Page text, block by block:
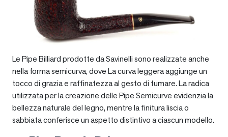
Le Pipe Billiard prodotte da Savinelli sono realizzate anche
nella forma semicurva, dove La curva leggera aggiunge un
tocco di grazia e raffinatezza al gesto di fumare. La radica
utilizzata per la creazione delle Pipe Semicurve evidenzia la
bellezza naturale del legno, mentre la finitura liscia o
sabbiata conferisce un aspetto distintivo a ciascun modello.